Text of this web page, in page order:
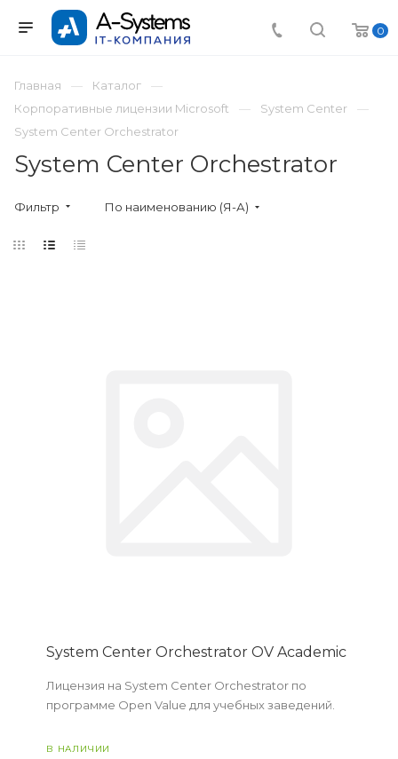
0
Главная
Каталог
Корпоративные лицензии Microsoft
System Center
System Center Orchestrator
System Center Orchestrator
Фильтр По наименованию (Я-А)
System Center Orchestrator OV Academic
Лицензия на System Center Orchestrator по
программе Open Value для учебных заведений.
В НАЛИЧИИ